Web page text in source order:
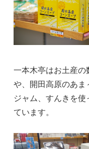
一本木亭はお土産
や、開田高原のあ
ジャム、すんきを
ています。